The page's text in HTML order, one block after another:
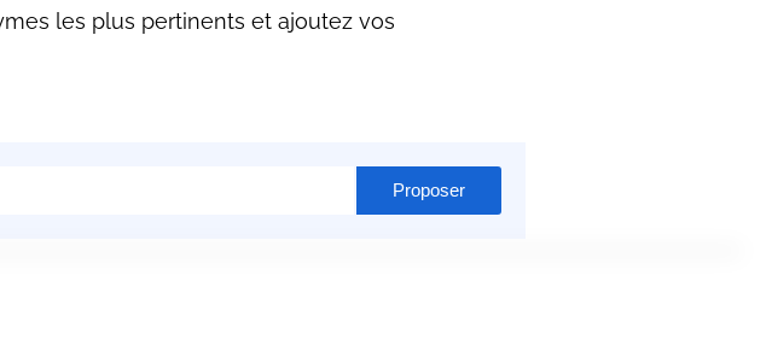
les plus pertinents et ajoutez vos